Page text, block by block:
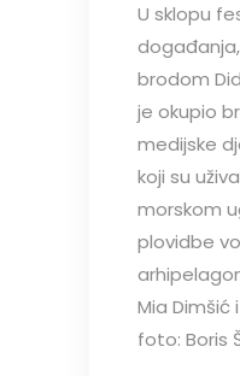
U sklopu
brodom
je okupio
medijske
koji su
morskom
plovidbe
Mia Dimšić
foto: Boris